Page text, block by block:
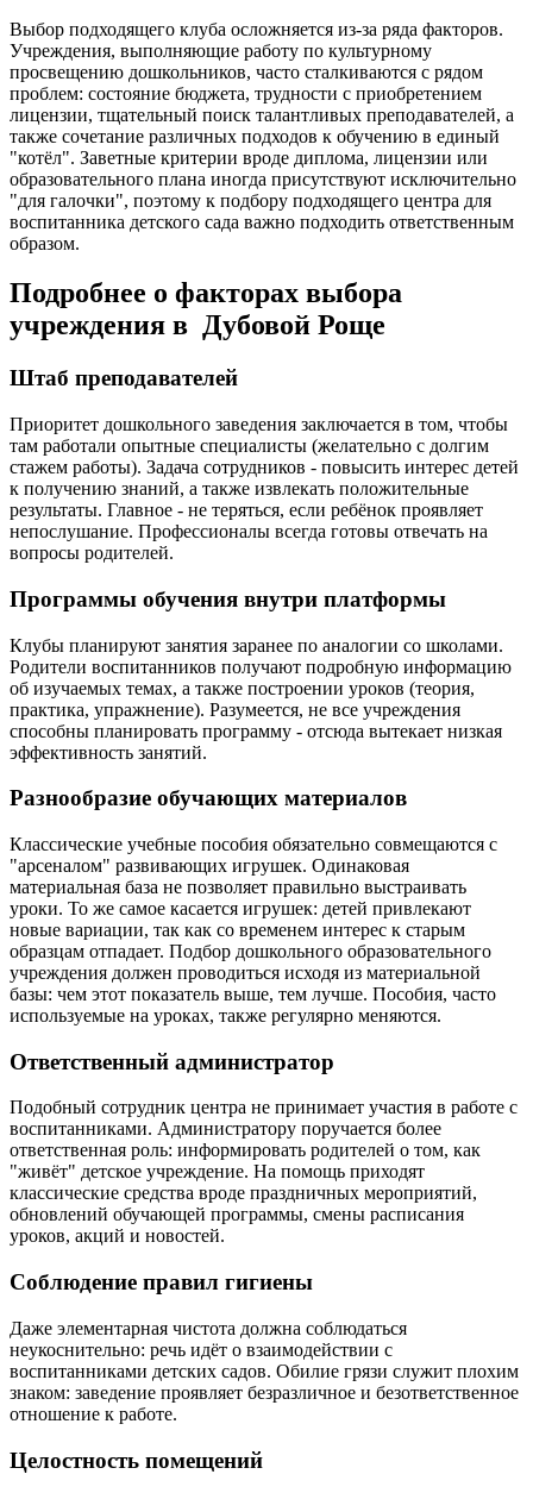
Выбор подходящего клуба осложняется из-за ряда факторов.
Учреждения, выполняющие работу по культурному
просвещению дошкольников, часто сталкиваются с рядом
проблем: состояние бюджета, трудности с приобретением
лицензии, тщательный поиск талантливых преподавателей, а
также сочетание различных подходов к обучению в единый
"котёл". Заветные критерии вроде диплома, лицензии или
образовательного плана иногда присутствуют исключительно
"для галочки", поэтому к подбору подходящего центра для
воспитанника детского сада важно подходить ответственным
образом.
Подробнее о факторах выбора
учреждения в Дубовой Роще
Штаб преподавателей
Приоритет дошкольного заведения заключается в том, чтобы
там работали опытные специалисты (желательно с долгим
стажем работы). Задача сотрудников - повысить интерес детей
к получению знаний, а также извлекать положительные
результаты. Главное - не теряться, если ребёнок проявляет
непослушание. Профессионалы всегда готовы отвечать на
вопросы родителей.
Программы обучения внутри платформы
Клубы планируют занятия заранее по аналогии со школами.
Родители воспитанников получают подробную информацию
об изучаемых темах, а также построении уроков (теория,
практика, упражнение). Разумеется, не все учреждения
способны планировать программу - отсюда вытекает низкая
эффективность занятий.
Разнообразие обучающих материалов
Классические учебные пособия обязательно совмещаются с
"арсеналом" развивающих игрушек. Одинаковая
материальная база не позволяет правильно выстраивать
уроки. То же самое касается игрушек: детей привлекают
новые вариации, так как со временем интерес к старым
образцам отпадает. Подбор дошкольного образовательного
учреждения должен проводиться исходя из материальной
базы: чем этот показатель выше, тем лучше. Пособия, часто
используемые на уроках, также регулярно меняются.
Ответственный администратор
Подобный сотрудник центра не принимает участия в работе с
воспитанниками. Администратору поручается более
ответственная роль: информировать родителей о том, как
"живёт" детское учреждение. На помощь приходят
классические средства вроде праздничных мероприятий,
обновлений обучающей программы, смены расписания
уроков, акций и новостей.
Соблюдение правил гигиены
Даже элементарная чистота должна соблюдаться
неукоснительно: речь идёт о взаимодействии с
воспитанниками детских садов. Обилие грязи служит плохим
знаком: заведение проявляет безразличное и безответственное
отношение к работе.
Целостность помещений